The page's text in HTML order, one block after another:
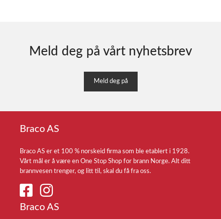
Meld deg på vårt nyhetsbrev
Meld deg på
Braco AS
Braco AS er et 100 % norskeid firma som ble etablert i 1928.
Vårt mål er å være en One Stop Shop for brann Norge. Alt ditt
brannvesen trenger, og litt til, skal du få fra oss.
Braco AS